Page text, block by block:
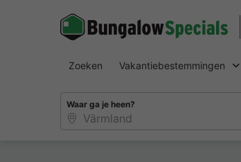
Zoeken Vakantiebestemmingen
Waar ga je heen?